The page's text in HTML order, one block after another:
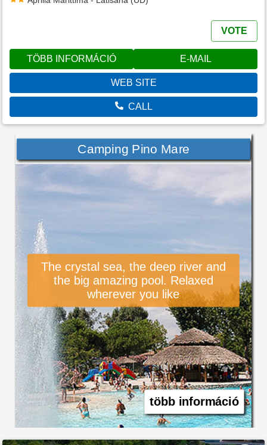
VOTE
TÖBB INFORMÁCIÓ E-MAIL
WEB SITE
CALL
Camping Pino Mare
The crystal sea, the deep river and
the big amazing pool. Relaxed
wherever you like
több információ